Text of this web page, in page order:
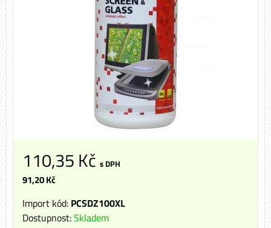
110,35 Kč s DPH
91,20 Kč
Import kód: PCSDZ100XL
Dostupnost:Skladem